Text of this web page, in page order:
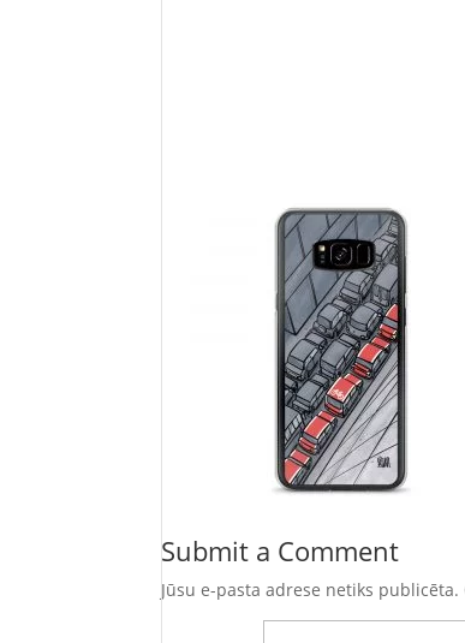
Submit a Comment
Jūsu e-pasta adrese netiks publicēta.